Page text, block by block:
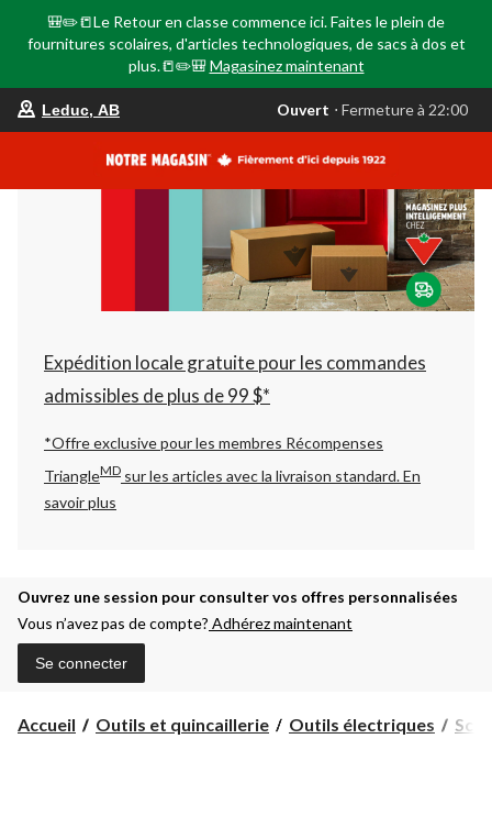
🎒✏️📒Le Retour en classe commence ici. Faites le plein de
fournitures scolaires, d'articles technologiques, de sacs à dos et
plus.📒✏️🎒 Magasinez maintenant
votre
est
AB,
Ouvert,
Fermeture
à
22:00
changer
Leduc, AB Ouvert ⋅ Fermeture à 22:00
Expédition locale gratuite pour les commandes
admissibles de plus de 99 $*
*Offre exclusive pour les membres Récompenses
TriangleMD sur les articles avec la livraison standard.En
savoir plus
Ouvrez une session pour consulter vos offres personnalisées
Vous n’avez pas de compte? Adhérez maintenant
Se connecter
Accueil Outils et quincaillerie Outils électriques